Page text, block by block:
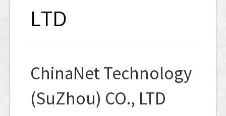
LTD
ChinaNet Technology
(SuZhou) CO., LTD